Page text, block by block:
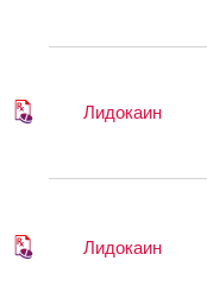
Лидокаин
Лидокаин